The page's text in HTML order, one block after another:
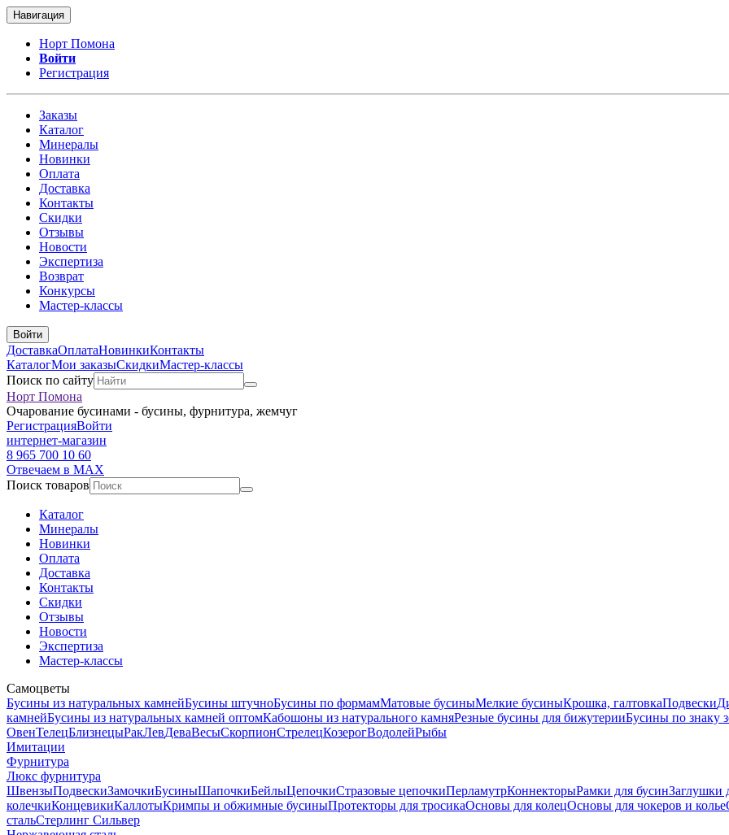
Навигация
Норт Помона
Войти
Регистрация
Заказы
Каталог
Минералы
Новинки
Оплата
Доставка
Контакты
Скидки
Отзывы
Новости
Экспертиза
Возврат
Конкурсы
Мастер-классы
Войти
ДоставкаОплатаНовинкиКонтакты
КаталогМои заказыСкидкиМастер-классы
Поиск по сайту
Норт Помона
Очарование бусинами - бусины, фурнитура, жемчуг
РегистрацияВойти
интернет-магазин
8 965 700 10 60
Отвечаем в MAX
Поиск товаров
Каталог
Минералы
Новинки
Оплата
Доставка
Контакты
Скидки
Отзывы
Новости
Экспертиза
Мастер-классы
Самоцветы
Бусины из натуральных камнейБусины штучноБусины по формамМатовые бусиныМелкие бусиныКрошка, галтовкаПодвески
камнейБусины из натуральных камней оптомКабошоны из натурального камняРезные бусины для бижутерииБусины по знаку
ОвенТелецБлизнецыРакЛевДеваВесыСкорпионСтрелецКозерогВодолейРыбы
Имитации
Фурнитура
Люкс фурнитура
ШвензыПодвескиЗамочкиБусиныШапочкиБейлыЦепочкиСтразовые цепочкиПерламутрКоннекторыРамки для бусинЗаглушки
колечкиКонцевикиКаллотыКримпы и обжимные бусиныПротекторы для тросикаОсновы для колецОсновы для чокеров и колье
стальСтерлинг Сильвер